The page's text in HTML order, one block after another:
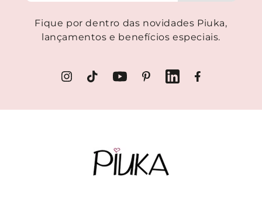
Fique por dentro das novidades Piuka,
lançamentos e benefícios especiais.
InstagramTikTok YouTubePinterestLinkedInFacebook